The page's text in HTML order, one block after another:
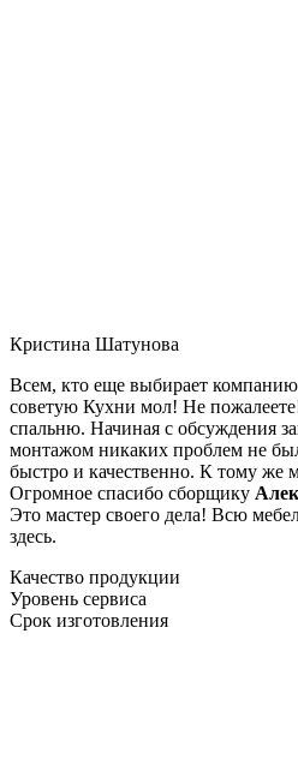
Кристина Шатунова
Всем, кто еще выбирает компанию
советую Кухни мол! Не
спальню. Начиная с обсуждения
монтажом никаких проблем не
быстро и качественно. К тому же
Огромное спасибо сборщику
Это мастер своего дела! Всю
здесь.
Качество продукции
Уровень сервиса
Срок изготовления